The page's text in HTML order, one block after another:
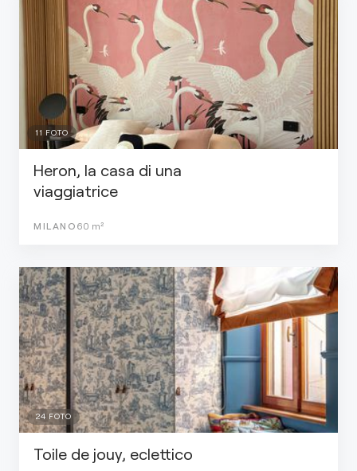
11 FOTO
Heron, la casa di una
viaggiatrice
MILANO 60 m²
24 FOTO
Toile de jouy, eclettico